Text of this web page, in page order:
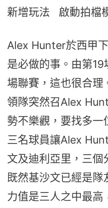
新增玩法   啟動拍檔
Alex Hunter於西甲
是必做的事。由第
場聯賽，這也很合理
領隊突然召Alex
勢不樂觀，要找多一
三名球員讓Alex
文及迪利亞里，三個
既然基沙文已經是
力值是三人之中最高